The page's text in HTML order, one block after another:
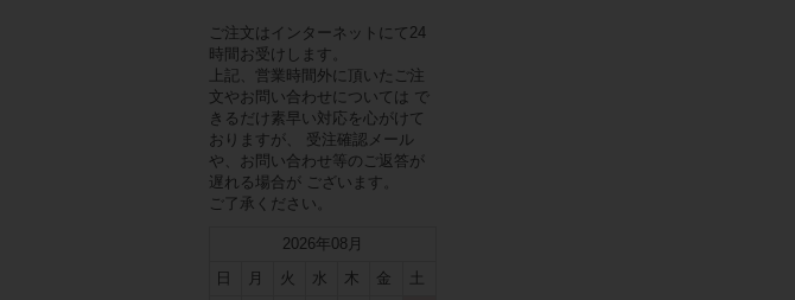
ご注文はインターネットにて24
時間お受けします。
上記、営業時間外に頂いたご注
文やお問い合わせについては で
きるだけ素早い対応を心がけて
おりますが、 受注確認メール
や、お問い合わせ等のご返答が
遅れる場合が ございます。
ご了承ください。
2026年08月
日
月 火 水 木 金